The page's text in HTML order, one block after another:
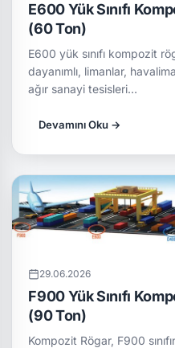
E600 Yük Sınıfı
(60 Ton)
E600 yük sınıfı kompozit
dayanımlı, limanlar,
ağır sanayi tesisleri…
Devamını Oku →
29.06.2026
F900 Yük Sınıfı
(90 Ton)
Kompozit Rögar, F900